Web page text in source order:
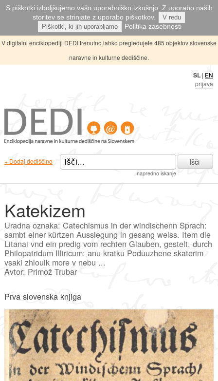
S piškotki izboljšujemo vašo uporabniško izkušnjo. Z uporabo naših
storitev se strinjate z uporabo piškotkov.
V redu
Piškotki, ki jih uporabljamo
Politika zasebnosti
V digitalni enciklopediji DEDI trenutno lahko pregledujete 485 objektov slovenske
naravne in kulturne dediščine.
SL | EN
prijava
+ Dodaj dediščino
napredno iskanje
Išči
Katekizem
Uradna oznaka: Catechismus in der windischenn Sprach:
sambt einer kürtzen Ausslegung in gesang weiss. Item die
Litanai vnd ein predig vom rechten Glauben, gestelt, durch
Philopatridum Illiricum: anu kratku Poduuzhene skaterim
vsaki zhlouik more v nebu ...
Avtor: Primož Trubar
Prva slovenska knjiga